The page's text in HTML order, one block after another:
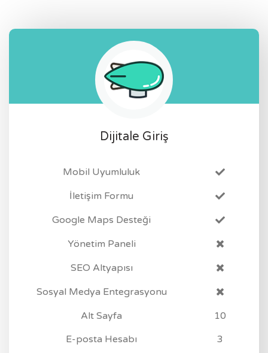
Dijitale Giriş
Mobil Uyumluluk
İletişim Formu
Google Maps Desteği
Yönetim Paneli
SEO Altyapısı
Sosyal Medya Entegrasyonu
Alt Sayfa
10
E-posta Hesabı
3